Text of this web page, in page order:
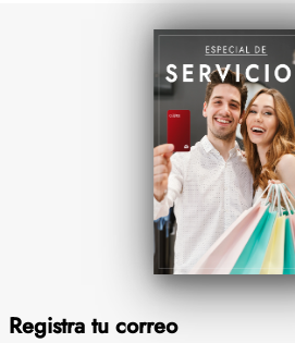
Registra tu correo